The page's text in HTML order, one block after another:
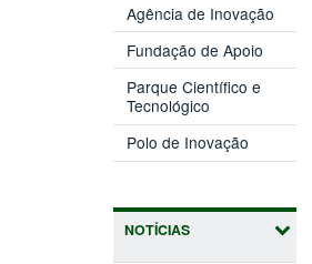
Agência de Inovação
em
janela)
Fundação de Apoio
em
Parque Científico e
Tecnológico
em
nova
janela)
Polo de Inovação
em
NOTÍCIAS